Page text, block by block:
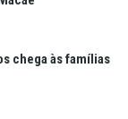
chega às famílias